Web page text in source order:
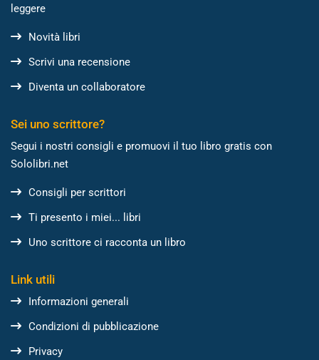
leggere
Novità libri
Scrivi una recensione
Diventa un collaboratore
Sei uno scrittore?
Segui i nostri consigli e promuovi il tuo libro gratis con
Sololibri.net
Consigli per scrittori
Ti presento i miei... libri
Uno scrittore ci racconta un libro
Link utili
Informazioni generali
Condizioni di pubblicazione
Privacy